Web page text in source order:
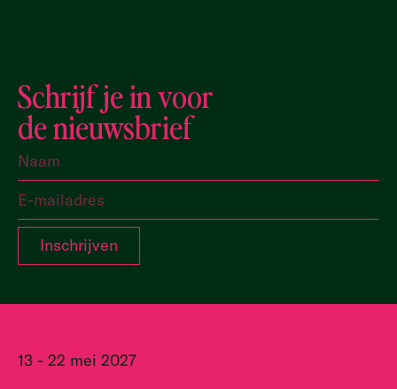
Schrijf je in voor
de nieuwsbrief
13 - 22 mei 2027